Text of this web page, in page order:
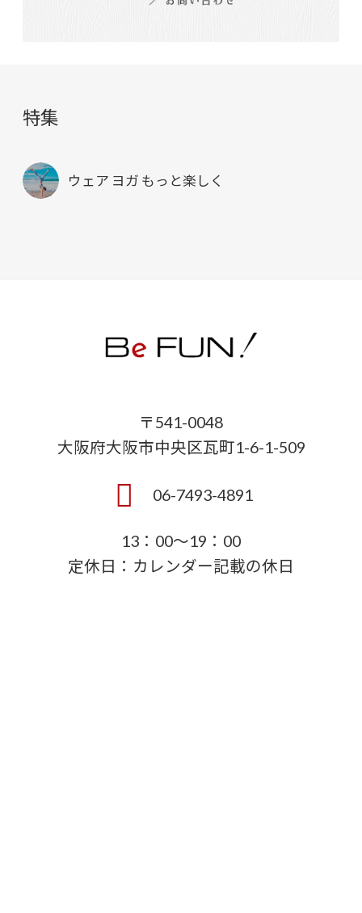
特集
ウェア ヨガ もっと楽しく
〒541-0048
大阪府大阪市中央区瓦町1-6-1-509
06-7493-4891
13：00～19：00
定休日：カレンダー記載の休日